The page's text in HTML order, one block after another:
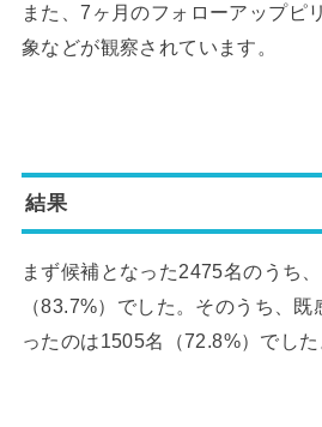
また、7ヶ月のフォローアップピ
象などが観察されています。
結果
まず候補となった2475名のうち
（83.7%）でした。そのうち、
ったのは1505名（72.8%）でした